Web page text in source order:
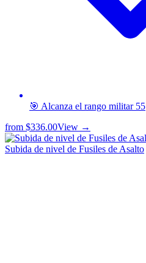
🎯 Alcanza el rango militar 55
from $336.00View →
Subida de nivel de Fusiles de Asalto